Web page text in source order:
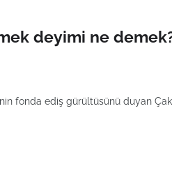
deyimi ne demek?
fonda ediş gürültüsünü duyan